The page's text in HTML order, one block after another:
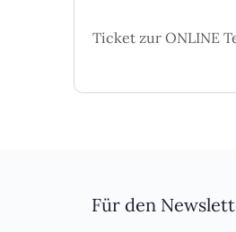
Ticket zur ONLINE
Für den